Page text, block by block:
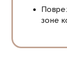
зоне